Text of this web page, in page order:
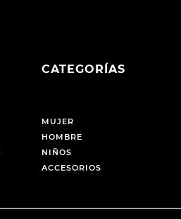
CATEGORÍAS
MUJER
HOMBRE
NIÑOS
ACCESORIOS